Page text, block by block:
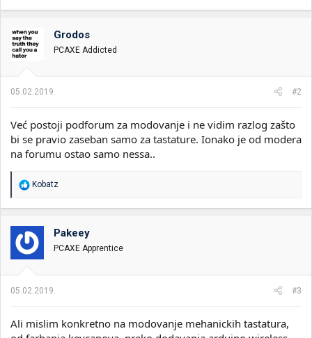
Grodos
PCAXE Addicted
05.02.2019. #2
Već postoji podforum za modovanje i ne vidim razlog zašto
bi se pravio zaseban samo za tastature. Ionako je od modera
na forumu ostao samo nessa..
R
a
o
v
a
n
:
Kobatz
Pakeey
PCAXE Apprentice
05.02.2019. #3
Ali mislim konkretno na modovanje mehanickih tastatura,